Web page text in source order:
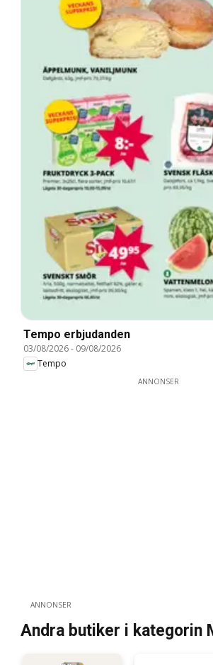
Tempo erbjudanden
03/08/2026- 09/08/2026
Tempo
ANNONSER
ANNONSER
Andra butiker i kategorin